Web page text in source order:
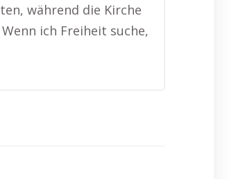
während die Kirche
ich Freiheit suche,